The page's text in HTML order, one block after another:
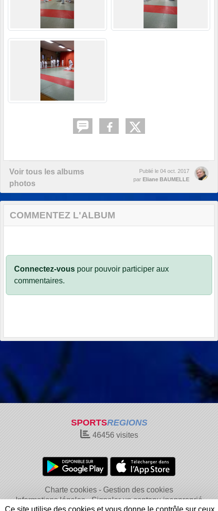
Voir tous les albums
photos
Publié le 04 oct. 2017
par Eliane BAUMELLE
COMMENTEZ L'ALBUM
Connectez-vous pour pouvoir participer aux
commentaires.
SPORTSREGIONS
46456visites
Charte cookies
Gestion des cookies
Informations légales
Signaler un contenu inapproprié
Ce site utilise des cookies et vous donne le contrôle sur ceux